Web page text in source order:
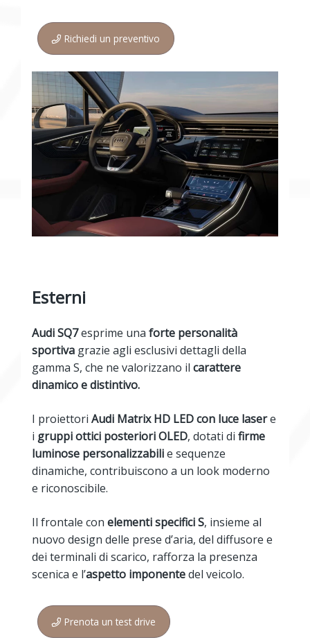
Richiedi un preventivo
Esterni
Audi SQ7esprime una forte personalità
sportiva grazie agli esclusivi dettagli della
gamma S, che ne valorizzano il carattere
dinamico e distintivo.
I proiettori Audi Matrix HD LED con luce lasere
i gruppi ottici posteriori OLED, dotati di firme
luminose personalizzabilie sequenze
dinamiche, contribuiscono a un look moderno
e riconoscibile.
Il frontale con elementi specifici S, insieme al
nuovo design delle prese d’aria, del diffusore e
dei terminali di scarico, rafforza la presenza
scenica e l’aspetto imponentedel veicolo.
Prenota un test drive